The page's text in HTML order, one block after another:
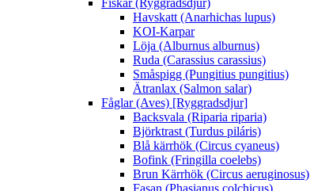
Fiskar (Ryggradsdjur)
Havskatt (Anarhichas lupus)
KOI-Karpar
Löja (Alburnus alburnus)
Ruda (Carassius carassius)
Småspigg (Pungitius pungitius)
Ätranlax (Salmon salar)
Fåglar (Aves) [Ryggradsdjur]
Backsvala (Riparia riparia)
Björktrast (Turdus piláris)
Blå kärrhök (Circus cyaneus)
Bofink (Fringilla coelebs)
Brun Kärrhök (Circus aeruginosus)
Fasan (Phasianus colchicus)